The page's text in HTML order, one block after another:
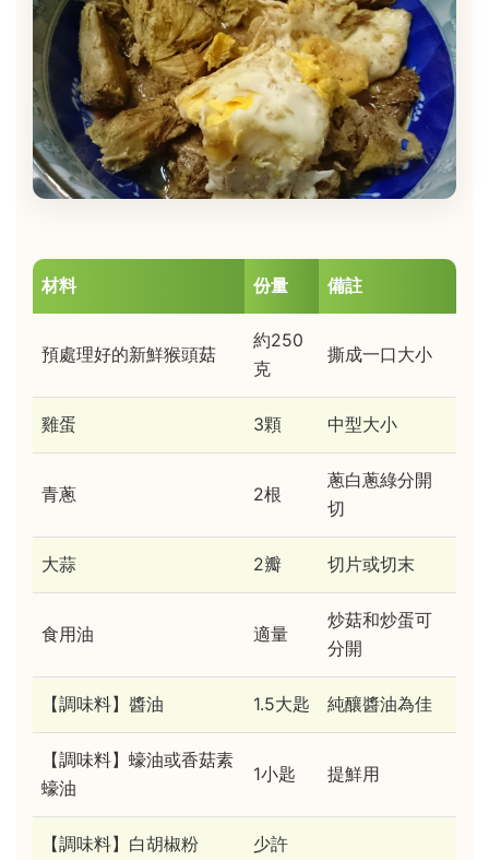
材料 份量 備註
預處理好的新鮮猴頭菇
約250
克
撕成一口大小
雞蛋 3顆 中型大小
青蔥 2根
蔥白蔥綠分開
切
大蒜 2瓣 切片或切末
食用油 適量
炒菇和炒蛋可
分開
【調味料】醬油 1.5大匙 純釀醬油為佳
【調味料】蠔油或香菇素
蠔油
1小匙 提鮮用
【調味料】白胡椒粉 少許